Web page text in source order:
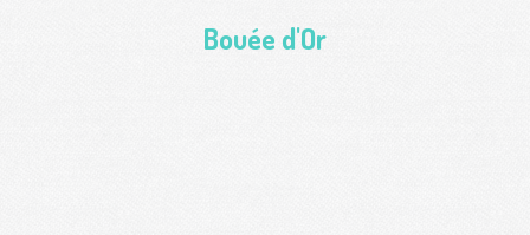
Bouée d'Or